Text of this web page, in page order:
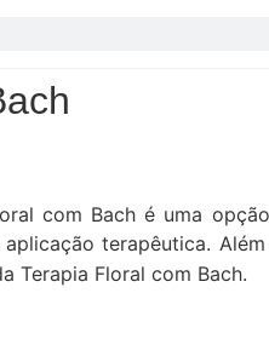
com Bach é uma
terapêutica.
Terapia Floral com Bach.